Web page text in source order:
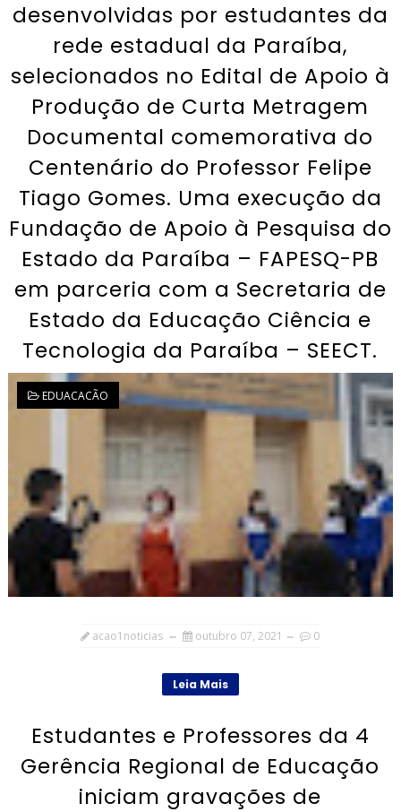
desenvolvidas por estudantes da
rede estadual da Paraíba,
selecionados no Edital de Apoio à
Produção de Curta Metragem
Documental comemorativa do
Centenário do Professor Felipe
Tiago Gomes. Uma execução da
Fundação de Apoio à Pesquisa do
Estado da Paraíba – FAPESQ-PB
em parceria com a Secretaria de
Estado da Educação Ciência e
Tecnologia da Paraíba – SEECT.
EDUACACÃO
acao1noticias outubro 07, 2021 0
Leia Mais
Estudantes e Professores da 4
Gerência Regional de Educação
iniciam gravações de